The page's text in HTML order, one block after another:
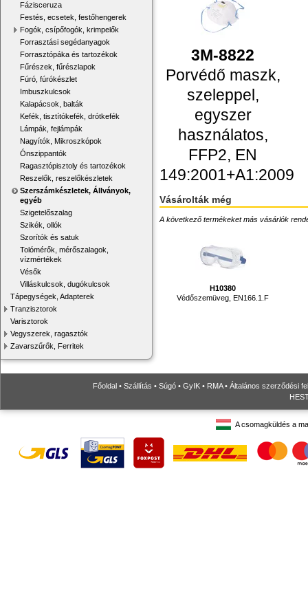
Fázisceruza
Festés, ecsetek, festőhengerek
Fogók, csípőfogók, krimpelők
Forrasztási segédanyagok
Forrasztópáka és tartozékok
Fűrészek, fűrészlapok
Fúró, fúrókészlet
Imbuszkulcsok
Kalapácsok, balták
Kefék, tisztítókefék, drótkefék
Lámpák, fejlámpák
Nagyítók, Mikroszkópok
Ónszippantók
Ragasztópisztoly és tartozékok
Reszelők, reszelőkészletek
Szerszámkészletek, Állványok,
egyéb
Szigetelőszalag
Szikék, ollók
Szorítók és satuk
Tolómérők, mérőszalagok,
vízmértékek
Vésők
Villáskulcsok, dugókulcsok
Tápegységek, Adapterek
Tranzisztorok
Varisztorok
Vegyszerek, ragasztók
Zavarszűrők, Ferritek
3M-8822
Porvédő maszk,
szeleppel,
egyszer
használatos,
FFP2, EN
149:2001+A1:2009
Vásárolták még
A következő termékeket más vásárlók
H10380
Védőszemüveg, EN166.1.F
Főoldal • Szállítás • Súgó • GyIK • RMA• Általános szerződési
A csomagküldés a